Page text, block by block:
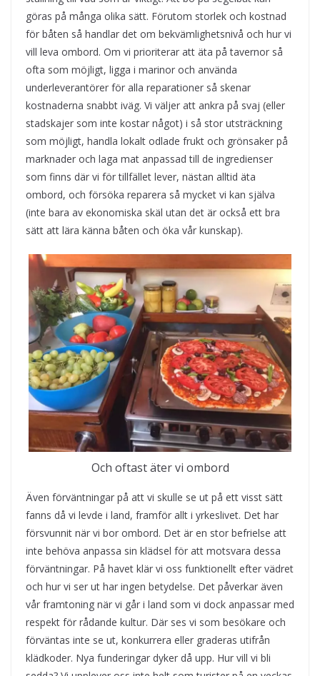
göras på många olika sätt. Förutom storlek och kostnad
för båten så handlar det om bekvämlighetsnivå och hur vi
vill leva ombord. Om vi prioriterar att äta på tavernor så
ofta som möjligt, ligga i marinor och använda
underleverantörer för alla reparationer så skenar
kostnaderna snabbt iväg. Vi väljer att ankra på svaj (eller
stadskajer som inte kostar något) i så stor utsträckning
som möjligt, handla lokalt odlade frukt och grönsaker på
marknader och laga mat anpassad till de ingredienser
som finns där vi för tillfället lever, nästan alltid äta
ombord, och försöka reparera så mycket vi kan själva
(inte bara av ekonomiska skäl utan det är också ett bra
sätt att lära känna båten och öka vår kunskap).
Och oftast äter vi ombord
Även förväntningar på att vi skulle se ut på ett visst sätt
fanns då vi levde i land, framför allt i yrkeslivet. Det har
försvunnit när vi bor ombord. Det är en stor befrielse att
inte behöva anpassa sin klädsel för att motsvara dessa
förväntningar. På havet klär vi oss funktionellt efter vädret
och hur vi ser ut har ingen betydelse. Det påverkar även
vår framtoning när vi går i land som vi dock anpassar med
respekt för rådande kultur. Där ses vi som besökare och
förväntas inte se ut, konkurrera eller graderas utifrån
klädkoder. Nya funderingar dyker då upp. Hur vill vi bli